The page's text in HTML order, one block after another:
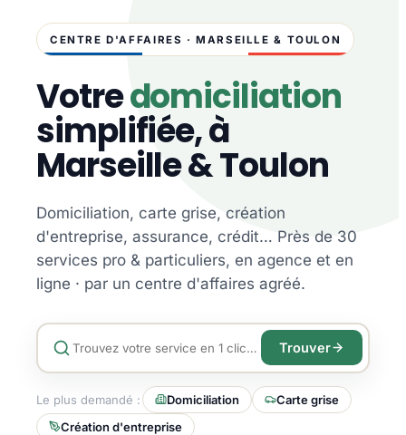
CENTRE D'AFFAIRES · MARSEILLE & TOULON
Votredomiciliation
simplifiée, à
Marseille & Toulon
Domiciliation, carte grise, création
d'entreprise, assurance, crédit… Près de 30
services pro & particuliers, en agence et en
ligne · par un centre d'affaires agréé.
Trouver
Le plus demandé : Domiciliation
Carte grise
Création d'entreprise